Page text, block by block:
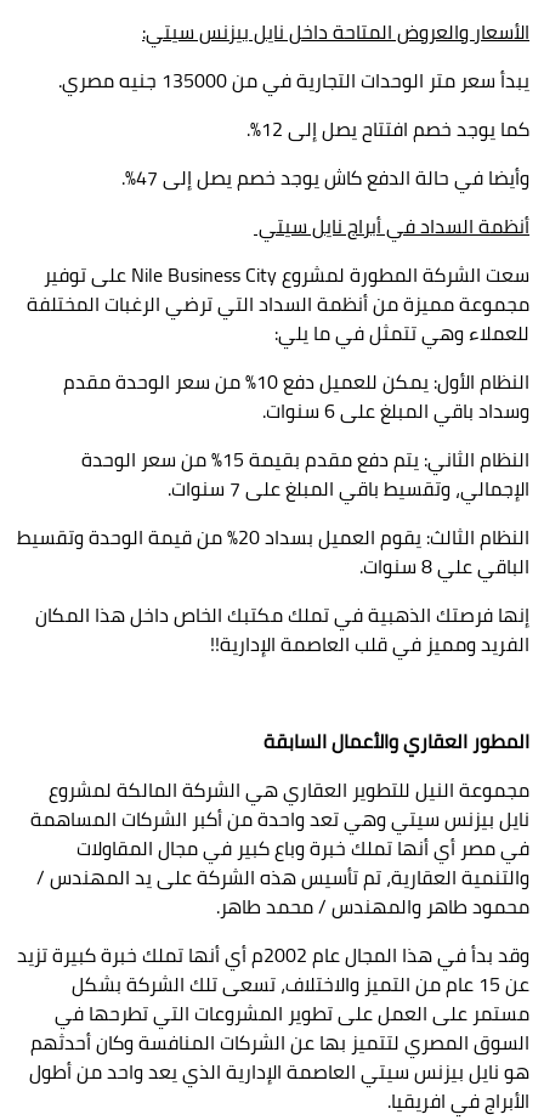
الأسعار والعروض المتاحة داخل نايل بيزنس سيتي:
يبدأ سعر متر الوحدات التجارية في من135000 جنيه مصري.
كما يوجد خصم افتتاح يصل إلى 12%.
وأيضا في حالة الدفع كاش يوجد خصم يصل إلى 47%.
أنظمة السداد في أبراج نايل سيتي
سعت الشركة المطورة لمشروعNile Business Cityعلى توفير
مجموعة مميزة من أنظمة السداد التي ترضي الرغبات المختلفة
للعملاء وهي تتمثل في ما يلي:
النظام الأول: يمكن للعميل دفع 10% من سعر الوحدة مقدم
وسداد باقي المبلغ على 6 سنوات.
النظام الثاني: يتم دفع مقدم بقيمة 15% من سعر الوحدة
الإجمالي، وتقسيط باقي المبلغ على 7 سنوات.
النظام الثالث: يقوم العميل بسداد 20% من قيمة الوحدة وتقسيط
الباقي علي 8 سنوات.
إنها فرصتك الذهبية في تملك مكتبك الخاص داخل هذا المكان
الفريد ومميز في قلب العاصمة الإدارية!!
المطور العقاري والأعمال السابقة
مجموعة النيل للتطوير العقاري هي الشركة المالكة لمشروع
نايل بيزنس سيتي وهي تعد واحدة من أكبر الشركات المساهمة
في مصر أي أنها تملك خبرة وباع كبير في مجال المقاولات
والتنمية العقارية، تم تأسيس هذه الشركة على يد المهندس /
محمود طاهر والمهندس / محمد طاهر.
وقد بدأ في هذا المجال عام 2002م أي أنها تملك خبرة كبيرة تزيد
عن 15 عام من التميز والاختلاف، تسعى تلك الشركة بشكل
مستمر على العمل على تطوير المشروعات التي تطرحها في
السوق المصري لتتميز بها عن الشركات المنافسة وكان أحدثهم
هو نايل بيزنس سيتي العاصمة الإدارية الذي يعد واحد من أطول
الأبراج في افريقيا.